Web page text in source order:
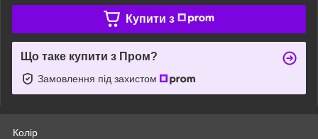
Купити з
Що таке купити з Пром?
Замовлення під захистом
Колір